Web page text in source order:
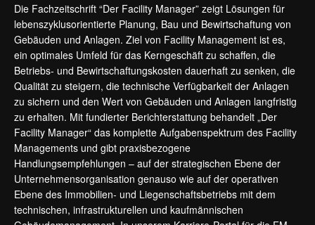
Die Fachzeitschrift “Der Facility Manager” zeigt Lösungen für
lebenszyklusorientierte Planung, Bau und Bewirtschaftung von
Gebäuden und Anlagen. Ziel von Facility Management ist es,
ein optimales Umfeld für das Kerngeschäft zu schaffen, die
Betriebs- und Bewirtschaftungskosten dauerhaft zu senken, die
Qualität zu steigern, die technische Verfügbarkeit der Anlagen
zu sichern und den Wert von Gebäuden und Anlagen langfristig
zu erhalten. Mit fundierter Berichterstattung behandelt „Der
Facility Manager“ das komplette Aufgabenspektrum des Facility
Managements und gibt praxisbezogene
Handlungsempfehlungen – auf der strategischen Ebene der
Unternehmensorganisation genauso wie auf der operativen
Ebene des Immobilien- und Liegenschaftsbetriebs mit dem
technischen, infrastrukturellen und kaufmännischen